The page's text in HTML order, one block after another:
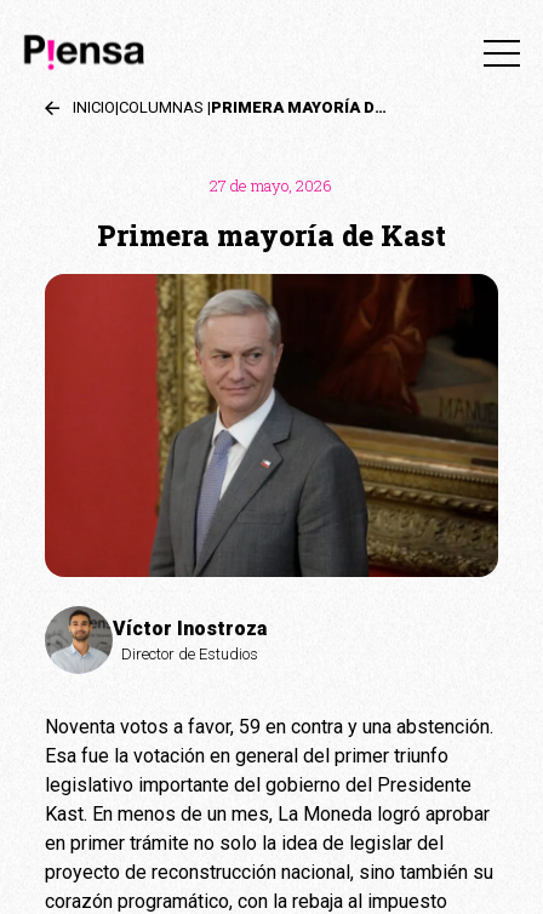
INICIO|COLUMNAS | PRIMERA MAYORÍA DE KAST
27 de mayo, 2026
Primera mayoría de Kast
Víctor Inostroza
Director de Estudios
Noventa votos a favor, 59 en contra y una abstención.
Esa fue la votación en general del primer triunfo
legislativo importante del gobierno del Presidente
Kast. En menos de un mes, La Moneda logró aprobar
en primer trámite no solo la idea de legislar del
proyecto de reconstrucción nacional, sino también su
corazón programático, con la rebaja al impuesto